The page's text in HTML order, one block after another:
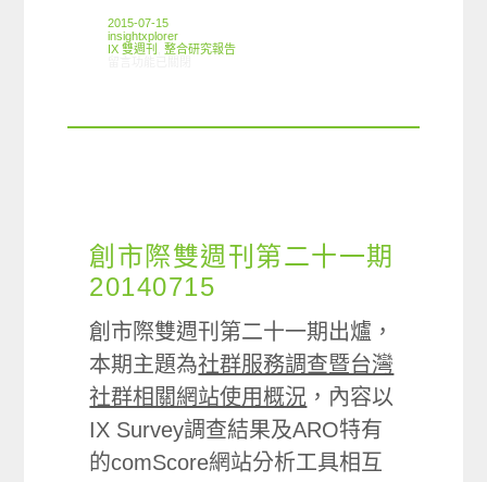
2015-07-15
insightxplorer
IX 雙週刊
,整合研究報告
創市際雙週刊第二十一期
20140715
創市際雙週刊第二十一期出爐，
本期主題為社群服務調查暨台灣
社群相關網站使用概況 ，內容以
IX Survey調查結果及ARO特有
的comScore網站分析工具相互